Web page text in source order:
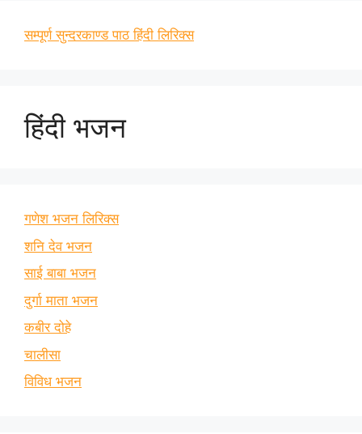
सम्पूर्ण सुन्दरकाण्ड पाठ हिंदी लिरिक्स
हिंदी भजन
गणेश भजन लिरिक्स
शनि देव भजन
साई बाबा भजन
दुर्गा माता भजन
कबीर दोहे
चालीसा
विविध भजन